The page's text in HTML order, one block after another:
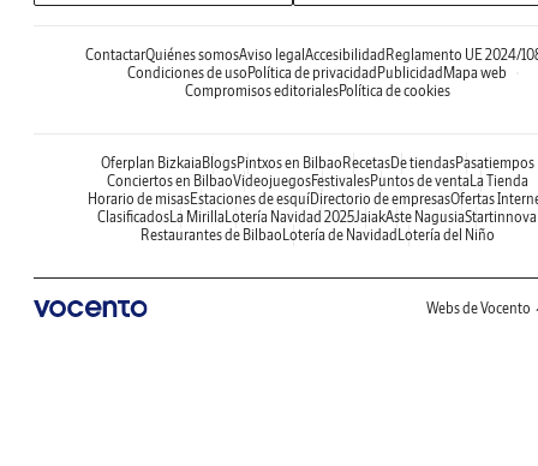
ContactarQuiénes somosAviso legal Accesibilidad Reglamento UE 2024/
Condiciones de uso Política de privacidad Publicidad Mapa web
Compromisos editorialesPolítica de cookies
Oferplan Bizkaia BlogsPintxos en Bilbao RecetasDe tiendasPasatiempos
Conciertos en BilbaoVideojuegosFestivalesPuntos de venta La Tienda
Horario de misasEstaciones de esquíDirectorio de empresasOfertas
ClasificadosLa Mirilla Lotería Navidad 2025JaiakAste NagusiaStartinnova
Restaurantes de Bilbao Lotería de Navidad Lotería del Niño
Webs de Vocento